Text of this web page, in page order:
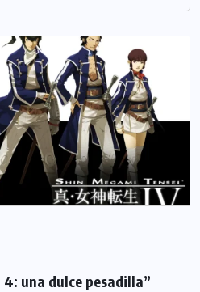
una dulce pesadilla”